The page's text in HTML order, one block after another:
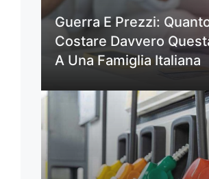
Guerra E Prezzi:
Costare Davvero
A Una Famiglia Italiana